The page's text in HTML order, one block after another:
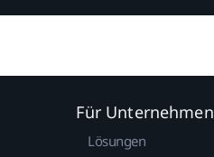
Für Unternehmen
Lösungen